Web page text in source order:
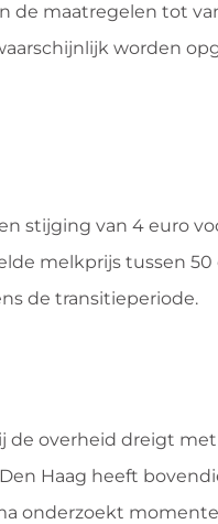
de maatregelen tot
worden
stijging van 4 euro
melkprijs tussen 50
de transitieperiode.
de overheid dreigt
Haag heeft
onderzoekt